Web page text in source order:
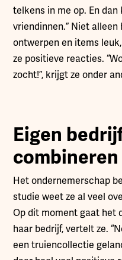
telkens in me op. En
vriendinnen.” Niet
ontwerpen en items
ze positieve reacties.
zocht!”, krijgt ze onder
Eigen
combineren
Het ondernemerschap
studie weet ze al veel
Op dit moment gaat het
haar bedrijf, vertelt ze.
een truiencollectie